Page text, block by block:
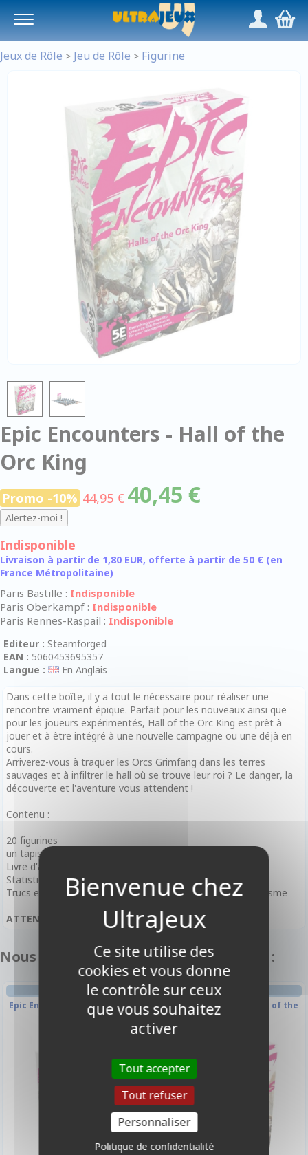
/,
Jeux de Rôle > Jeu de Rôle > Figurine
Epic Encounters - Hall of the
Orc King
Promo -10% 44,95 € 40,45 €
Indisponible
Livraison à partir de 1,80 EUR, offerte à partir de 50 € (en
France Métropolitaine)
Paris Bastille : Indisponible
Paris Oberkampf : Indisponible
Paris Rennes-Raspail : Indisponible
Editeur : Steamforged
EAN : 5060453695357
Langue :
En Anglais
Dans cette boîte, il y a tout le nécessaire pour réaliser une
rencontre vraiment épique. Parfait pour les nouveaux ainsi que
pour les joueurs expérimentés, Hall of the Orc King est prêt à
jouer et à être intégré à une nouvelle campagne ou une déjà en
cours.
Arriverez-vous à traquer les Orcs Grimfang dans les terres
sauvages et à infiltrer le hall où se trouve leur roi ? Le danger, la
découverte et l'aventure vous attendent !
Contenu :
20 figurines
un tapis de jeu double-face
Livre d'aventurier
Statistiques de monstres
Trucs et astuces pour créer de la tension et de l'enthousiasme
ATTENTION : En Anglais
Nous vous recommandons également :
FIGURINE
Epic Encounters - Village of the
Goblin Chief
FIGURINE
Epic Encounters - Shrine of the
Kobold Queen
Ce site utilise des
cookies et vous donne
le contrôle sur ceux
que vous souhaitez
activer
Tout accepter
Tout refuser
Personnaliser
Politique de confidentialité